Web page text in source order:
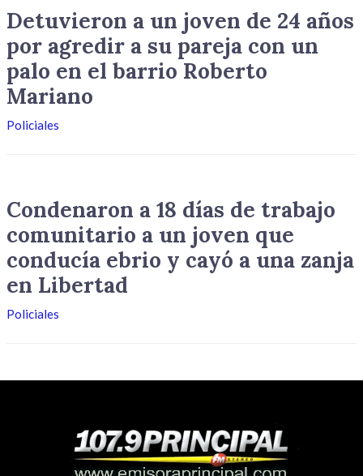
Detuvieron a un joven de 24 años
por agredir a su pareja con un
palo en el barrio Roberto
Mariano
Policiales
Condenaron a 18 días de trabajo
comunitario a un joven que
conducía ebrio y cayó a una zanja
en Libertad
Policiales